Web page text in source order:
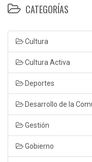
CATEGORÍAS
Cultura
Cultura Activa
Deportes
Desarrollo de la
Gestión
Gobierno